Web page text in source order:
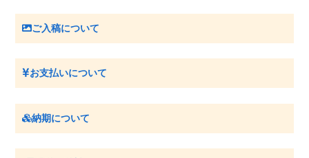
ご入稿について
お支払いについて
納期について